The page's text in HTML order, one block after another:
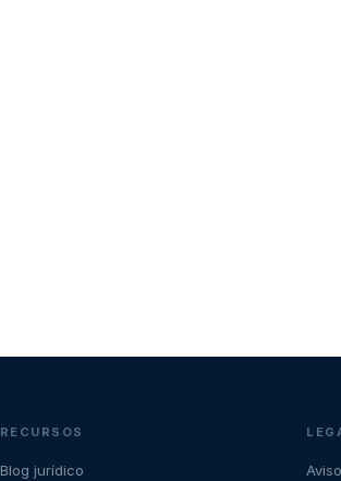
RECURSOS
Blog jurídico